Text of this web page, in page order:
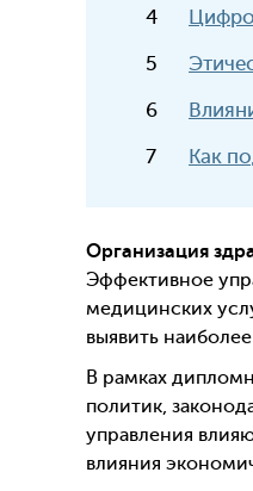
Как
Организация
Эффективное
медицинских
выявить
В рамках
политик,
управления
влияния